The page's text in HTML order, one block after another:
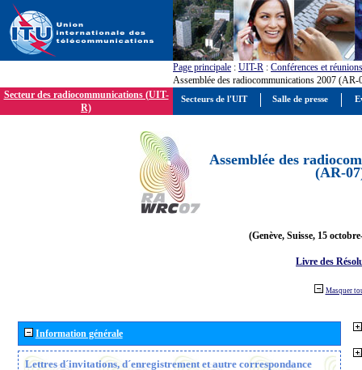
Page principale : UIT-R : Conférences et réunions
Assemblée des radiocommunications 2007 (AR-
Secteur des radiocommunications (UIT-
R)
Assemblée des
(AR-
(Genève, Suisse, 15
Livre des
Masquer
Information générale
Lettres d´invitations, d´enregistrement et autre correspondance
Secteurs de l'UIT Salle de presse